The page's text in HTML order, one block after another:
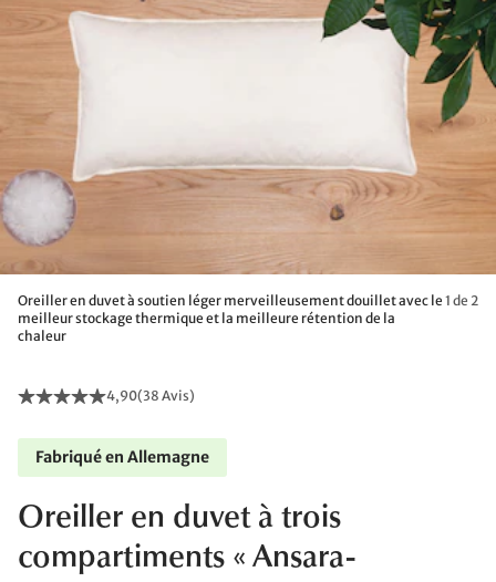
Oreiller en duvet à soutien léger merveilleusement douillet avec le
meilleur stockage thermique et la meilleure rétention de la
chaleur
1 de 2
4,90(38 Avis)
Fabriqué en Allemagne
Oreiller en duvet à trois
compartiments « Ansara-